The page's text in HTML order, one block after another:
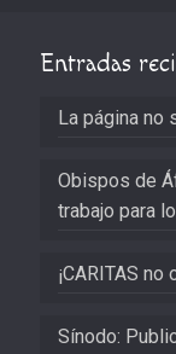
Entradas
La página no
Obispos de
trabajo para
¡CARITAS
Sínodo: